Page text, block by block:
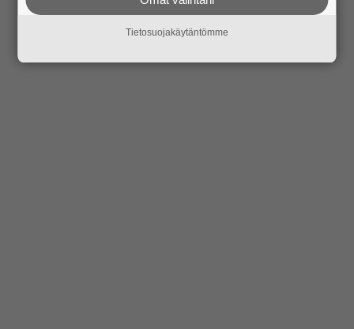
Tietosuojakäytäntömme